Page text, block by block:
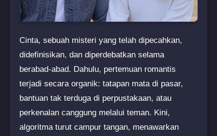
Cinta, sebuah misteri yang telah dipecahkan,
didefinisikan, dan diperdebatkan selama
berabad-abad. Dahulu, pertemuan romantis
terjadi secara organik: tatapan mata di pasar,
bantuan tak terduga di perpustakaan, atau
perkenalan canggung melalui teman. Kini,
algoritma turut campur tangan, menawarkan